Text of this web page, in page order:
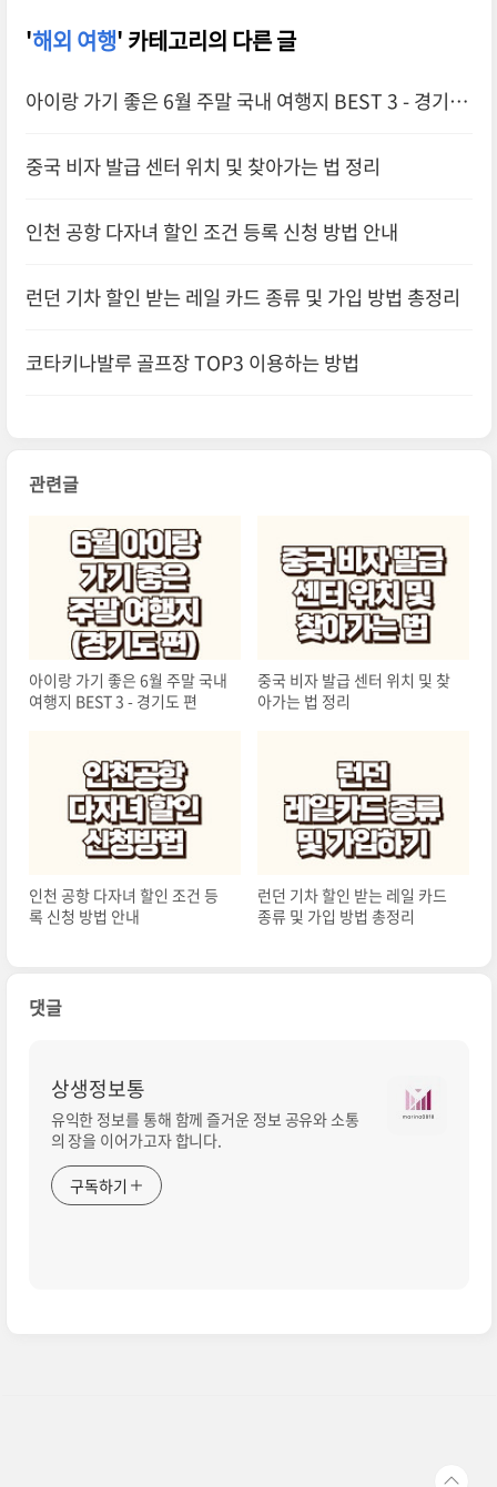
'해외 여행' 카테고리의 다른 글
아이랑 가기 좋은 6월 주말 국내 여행지 BEST 3 - 경기도
중국 비자 발급 센터 위치 및 찾아가는 법 정리
인천 공항 다자녀 할인 조건 등록 신청 방법 안내
런던 기차 할인 받는 레일 카드 종류 및 가입 방법 총정리
코타키나발루 골프장 TOP3 이용하는 방법
관련글
아이랑 가기 좋은 6월 주말 국내
여행지 BEST 3 - 경기도 편
중국 비자 발급 센터 위치 및 찾
아가는 법 정리
인천 공항 다자녀 할인 조건 등
록 신청 방법 안내
런던 기차 할인 받는 레일 카드
종류 및 가입 방법 총정리
댓글
상생정보통
유익한 정보를 통해 함께 즐거운 정보 공유와 소통
의 장을 이어가고자 합니다.
구독하기